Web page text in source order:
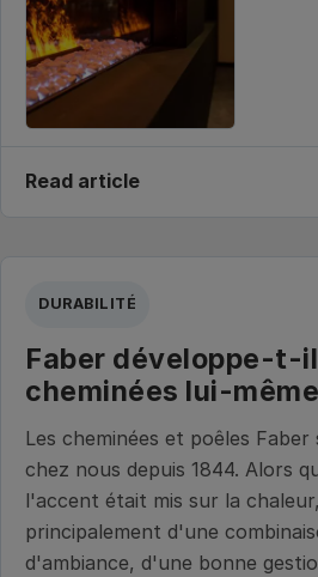
Read article
DURABILITÉ
Faber développe-t-
cheminées lui-
Les cheminées et poêles
chez nous depuis 1844. Alors
l'accent était mis sur la
principalement d'une
d'ambiance, d'une bonne